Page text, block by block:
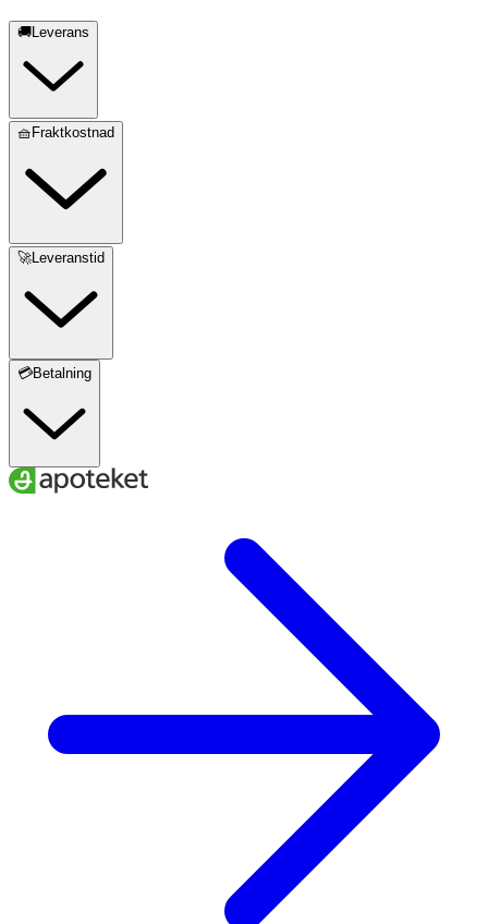
🚚Leverans
🧺Fraktkostnad
🚀Leveranstid
💳Betalning